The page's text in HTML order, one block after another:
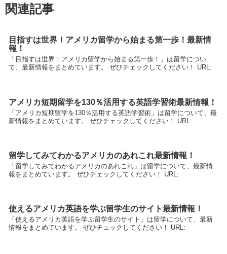
関連記事
目指すは世界！アメリカ留学から始まる第一歩！最新情
報！
「目指すは世界！アメリカ留学から始まる第一歩！」は留学につい
て、最新情報をまとめています。 ぜひチェックしてください！ URL:
アメリカ短期留学を130％活用する英語学習術最新情報！
「アメリカ短期留学を130％活用する英語学習術」は留学について、最
新情報をまとめています。 ぜひチェックしてください！ URL:
留学してみてわかるアメリカのあれこれ最新情報！
「留学してみてわかるアメリカのあれこれ」は留学について、最新情
報をまとめています。 ぜひチェックしてください！ URL:
使えるアメリカ英語を学ぶ留学生のサイト最新情報！
「使えるアメリカ英語を学ぶ留学生のサイト」は留学について、最新
情報をまとめています。 ぜひチェックしてください！ URL: